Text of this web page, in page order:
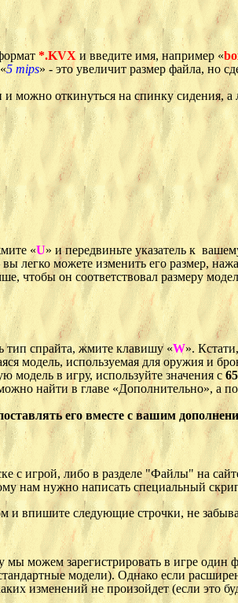
*.KVX и введите имя, например «
5 mips» - это увеличит размер файла, но
можно откинуться на спинку сидения, а
«U» и передвиньте указатель к
вы легко можете изменить его размер,
чтобы он соответствовал размеру
тип спрайта, жмите клавишу «W».
модель, используемая для оружия и
модель в игру, используйте значения с65
найти в главе «Дополнительно», а
его вместе с вашим
с игрой, либо в разделе "Файлы" на
нам нужно написать специальный
и впишите следующие строчки, не
мы можем зарегистрировать в игре один
модели). Однако если
изменений не произойдет (если это